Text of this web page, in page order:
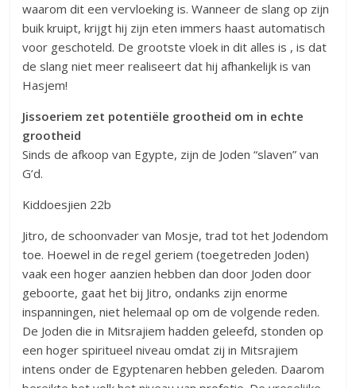
waarom dit een vervloeking is. Wanneer de slang op zijn
buik kruipt, krijgt hij zijn eten immers haast automatisch
voor geschoteld. De grootste vloek in dit alles is , is dat
de slang niet meer realiseert dat hij afhankelijk is van
Hasjem!
Jissoeriem zet potentiële grootheid om in echte
grootheid
Sinds de afkoop van Egypte, zijn de Joden “slaven” van
G’d.
Kiddoesjien 22b
Jitro, de schoonvader van Mosje, trad tot het Jodendom
toe. Hoewel in de regel geriem (toegetreden Joden)
vaak een hoger aanzien hebben dan door Joden door
geboorte, gaat het bij Jitro, ondanks zijn enorme
inspanningen, niet helemaal op om de volgende reden.
De Joden die in Mitsrajiem hadden geleefd, stonden op
een hoger spiritueel niveau omdat zij in Mitsrajiem
intens onder de Egyptenaren hebben geleden. Daarom